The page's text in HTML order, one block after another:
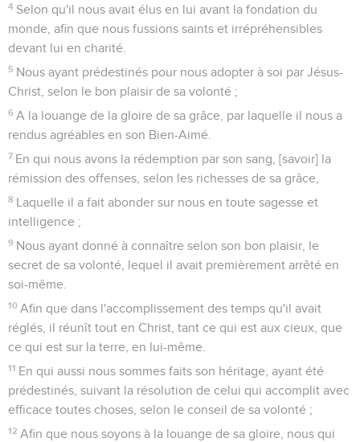
4 Selon qu'il nous avait élus en lui avant la fondation du
monde, afin que nous fussions saints et irrépréhensibles
devant lui en charité.
5 Nous ayant prédestinés pour nous adopter à soi par Jésus-
Christ, selon le bon plaisir de sa volonté ;
6 A la louange de la gloire de sa grâce, par laquelle il nous a
rendus agréables en son Bien-Aimé.
7 En qui nous avons la rédemption par son sang, [savoir] la
rémission des offenses, selon les richesses de sa grâce,
8 Laquelle il a fait abonder sur nous en toute sagesse et
intelligence ;
9 Nous ayant donné à connaître selon son bon plaisir, le
secret de sa volonté, lequel il avait premièrement arrêté en
soi-même.
10 Afin que dans l'accomplissement des temps qu'il avait
réglés, il réunît tout en Christ, tant ce qui est aux cieux, que
ce qui est sur la terre, en lui-même.
11 En qui aussi nous sommes faits son héritage, ayant été
prédestinés, suivant la résolution de celui qui accomplit avec
efficace toutes choses, selon le conseil de sa volonté ;
12 Afin que nous soyons à la louange de sa gloire, nous qui